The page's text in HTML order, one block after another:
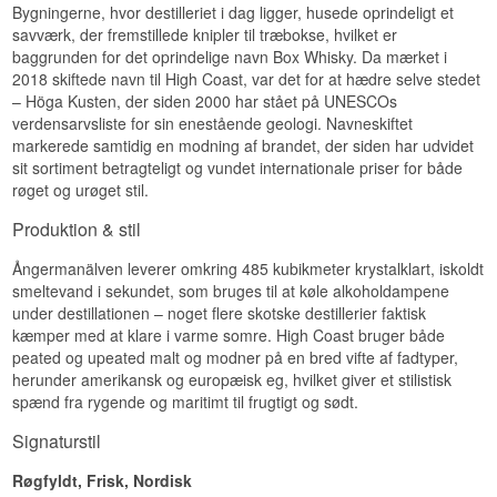
Egetræspræget · Krydret · Tørt · Fyldigt · Let bittert
Vidste du at?
Quercus Robur er det latinske navn for
europæisk stilkeg, den samme træsort der
traditionelt bruges til fransk cognac- og vinfade.
High Coast har brugt netop denne egeart til at
give whiskyen en anden karakter end de
amerikanske bourbonfade, den ellers er kendt
Navn: Box Destilleri The 2nd Step Collection 01
Svensk Single Malt Whisky
Destilleri:High Coast Distillery
Region/Land: Ångermanland, Sverige
Type: Single Malt Svensk Whisky
ABV: 51,1%
Størrelse: 70 CL
Fadtype: First-fill bourbon- og sherryfade
Smagsprofil
Frugtigt · Krydret · Fyldigt · Nøddeagtigt ·
Egetræspræget
Vidste du at?
The 2nd Step Collection markerer en milepæl for
destilleriet, dengang stadig kendt som Box, hvor
forbilleder.
Bygningerne, hvor destilleriet i dag ligger, husede oprindeligt et
savværk, der fremstillede knipler til træbokse, hvilket er
baggrunden for det oprindelige navn Box Whisky. Da mærket i
2018 skiftede navn til High Coast, var det for at hædre selve stedet
– Höga Kusten, der siden 2000 har stået på UNESCOs
verdensarvsliste for sin enestående geologi. Navneskiftet
markerede samtidig en modning af brandet, der siden har udvidet
sit sortiment betragteligt og vundet internationale priser for både
røget og urøget stil.
Produktion & stil
Ångermanälven leverer omkring 485 kubikmeter krystalklart, iskoldt
smeltevand i sekundet, som bruges til at køle alkoholdampene
under destillationen – noget flere skotske destillerier faktisk
kæmper med at klare i varme somre. High Coast bruger både
peated og upeated malt og modner på en bred vifte af fadtyper,
herunder amerikansk og europæisk eg, hvilket giver et stilistisk
spænd fra rygende og maritimt til frugtigt og sødt.
Signaturstil
Røgfyldt, Frisk, Nordisk